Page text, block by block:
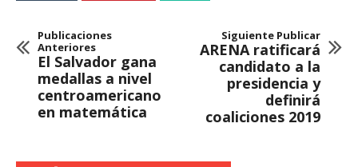
Publicaciones
Anteriores
El Salvador gana
medallas a nivel
centroamericano
en matemática
Siguiente Publicar
ARENA ratificará
candidato a la
presidencia y
definirá
coaliciones 2019